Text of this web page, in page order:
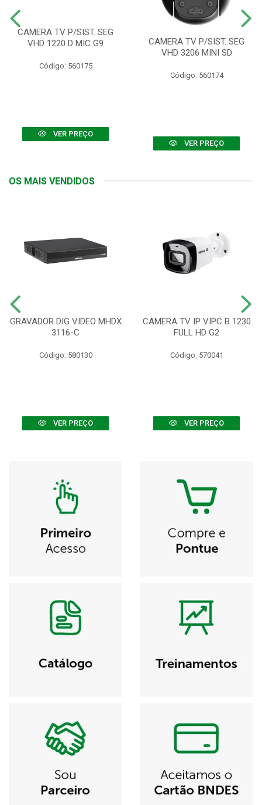
CAMERA TV P/SIST. SEG
VHD 1220 D MIC G9
Código: 560175
VER PREÇO
CAMERA TV P/SIST. SEG
VHD 3206 MINI SD
Código: 560174
VER PREÇO
OS MAIS VENDIDOS
GRAVADOR DIG VIDEO MHDX
3116-C
Código: 580130
VER PREÇO
CAMERA TV IP VIPC B 1230
FULL HD G2
Código: 570041
VER PREÇO